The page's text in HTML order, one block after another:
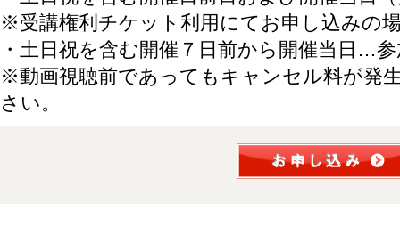
※受講権利チケット利用にてお申し込みの
・土日祝を含む開催７日前から開催当日…
※動画視聴前であってもキャンセル料が発
さい。